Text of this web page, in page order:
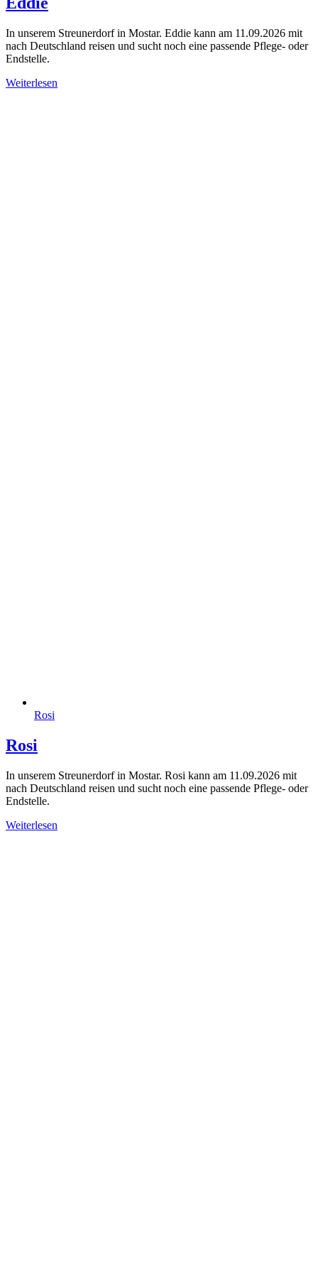
In unserem Streunerdorf in Mostar. Eddie kann am 11.09.2026 mit
nach Deutschland reisen und sucht noch eine passende Pflege- oder
Endstelle.
Weiterlesen
Rosi
Rosi
In unserem Streunerdorf in Mostar. Rosi kann am 11.09.2026 mit
nach Deutschland reisen und sucht noch eine passende Pflege- oder
Endstelle.
Weiterlesen